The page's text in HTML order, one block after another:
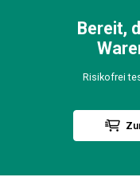
Bereit,
Risikofrei